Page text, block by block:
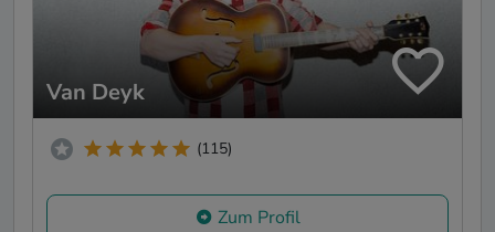
Van Deyk
(115)
Zum Profil